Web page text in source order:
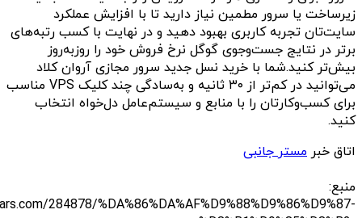
زیرساخت یا سرور مطمین نیاز دارید تا با افزایش عملکرد
سایت‌تان تجربه کاربری بهبود دهید و در نهایت با کسب رتبه‌های
برتر در نتایج جست‌وجوی گوگل نرخ فروش خود را روزبه‌روز
بیش‌تر کنید.شما با خرید نسل جدید سرور مجازی آروان کلاد
می‌توانید در کم‌تر از ۳۰ ثانیه و به‌سادگی چند کلیک VPS مناسب
برای کسب‌وکارتان را با منابع و سیستم‌عامل دل‌خواه انتخاب
کنید.
اتاق خبر مستر جانبی
منبع:
284878/%DA%86%DA%AF%D9%88%D9%86%D9%87-